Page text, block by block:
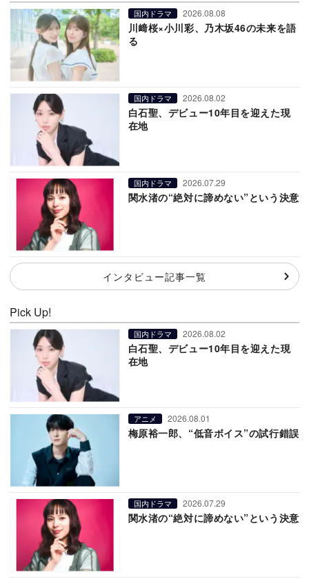
国内ドラマ 2026.08.08
川﨑桜×小川彩、乃木坂46の未来を語
る
国内ドラマ 2026.08.02
白石聖、デビュー10年目を迎えた現
在地
国内ドラマ 2026.07.29
関水渚の“絶対に諦めない”という決意
インタビュー記事一覧
Pick Up!
国内ドラマ 2026.08.02
白石聖、デビュー10年目を迎えた現
在地
アニメ 2026.08.01
梅原裕一郎、“低音ボイス”の試行錯誤
国内ドラマ 2026.07.29
関水渚の“絶対に諦めない”という決意